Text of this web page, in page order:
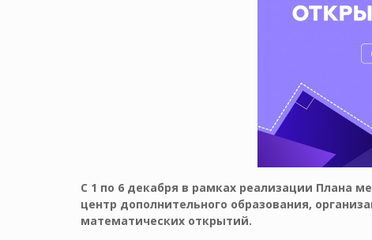
С 1 по 6 декабря в рамках реализации Плана
центр дополнительного образования,
математических открытий.